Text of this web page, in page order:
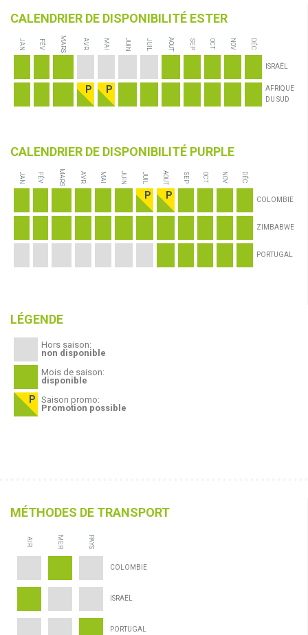
CALENDRIER DE DISPONIBILITÉ ESTER
JAN FÉV MARS AVR MAI JUIN JUIL AOUT SEP OCT NOV DÉC
ISRAËL
AFRIQUE
DU SUD
CALENDRIER DE DISPONIBILITÉ PURPLE
JAN FÉV MARS AVR MAI JUIN JUIL AOUT SEP OCT NOV DÉC
COLOMBIE
ZIMBABWE
PORTUGAL
LÉGENDE
Hors saison:
non disponible
Mois de saison:
disponible
Saison promo:
Promotion possible
MÉTHODES DE TRANSPORT
AIR MER PAYS
COLOMBIE
ISRAËL
PORTUGAL